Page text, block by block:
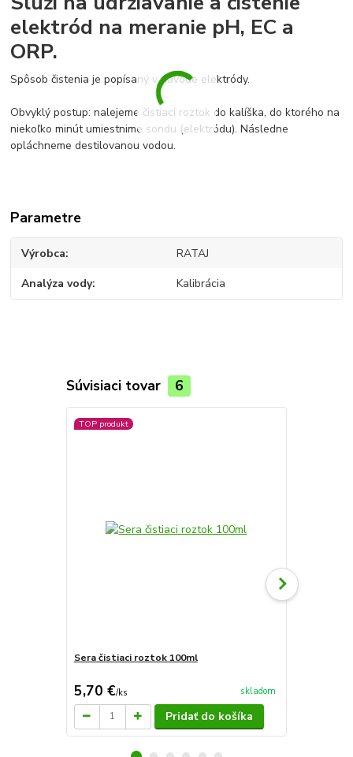
elektród na meranie pH, EC a
ORP.
Spôsob čistenia je popísaný v návode elektródy.
Obvyklý postup: nalejeme čistiaci roztok do kalíška, do ktorého na
niekoľko minút umiestnime sondu (elektródu). Následne
opláchneme destilovanou vodou.
Parametre
Výrobca RATAJ
Analýza vody Kalibrácia
Súvisiaci tovar 6
TOP produkt
Sera čistiaci roztok 100ml
5,70 €/ks skladom
Pridať do košíka